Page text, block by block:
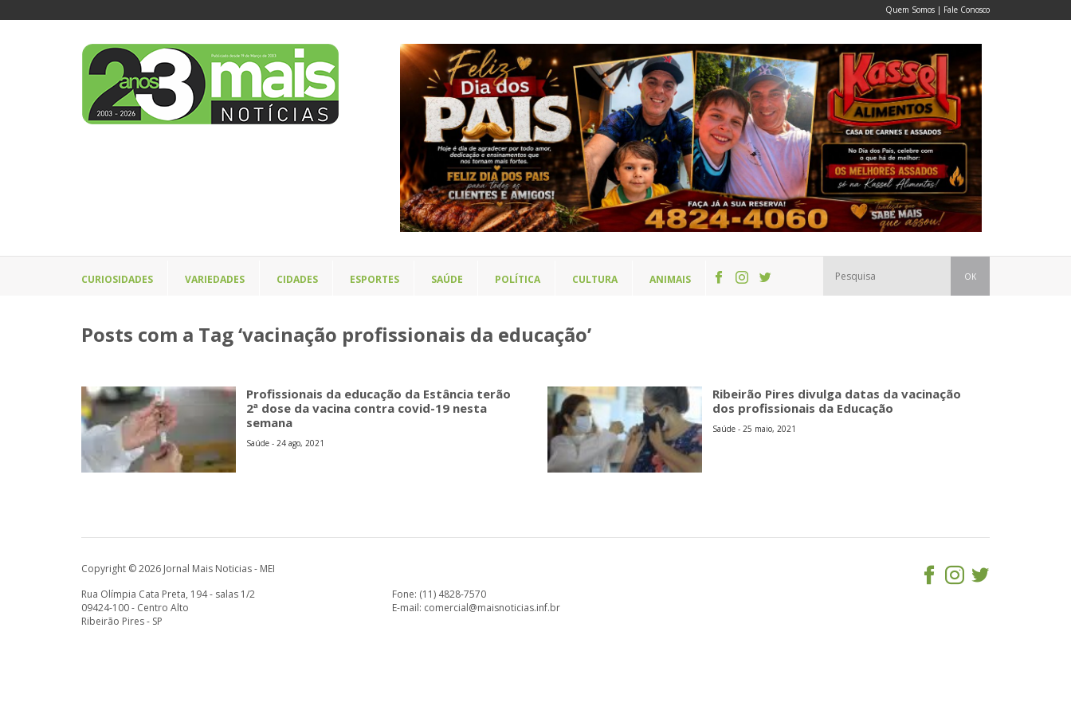
Quem Somos | Fale Conosco
CURIOSIDADES VARIEDADES CIDADES ESPORTES SAÚDE POLÍTICA CULTURA ANIMAIS OK
Posts com a Tag ‘vacinação profissionais da educação’
Profissionais da educação da Estância terão
2ª dose da vacina contra covid-19 nesta
semana
Saúde - 24 ago, 2021
Ribeirão Pires divulga datas da vacinação
dos profissionais da Educação
Saúde - 25 maio, 2021
Copyright © 2026 Jornal Mais Noticias - MEI
Rua Olímpia Cata Preta, 194 - salas 1/2
09424-100 - Centro Alto
Ribeirão Pires - SP
Fone: (11) 4828-7570
E-mail: comercial@maisnoticias.inf.br